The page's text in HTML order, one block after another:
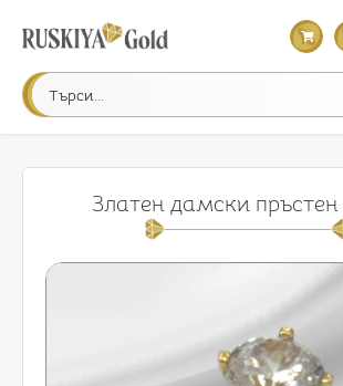
Златен дамски